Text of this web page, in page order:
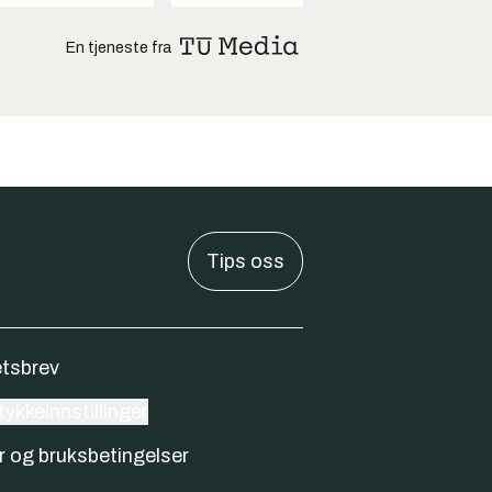
En tjeneste fra
Tips oss
og bruksbetingelser